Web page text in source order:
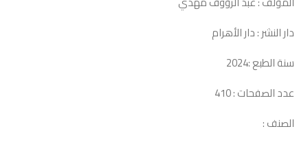
دار النشر : دار الأهرام
سنة الطبع :2024
عدد الصفحات : 410
الصنف :